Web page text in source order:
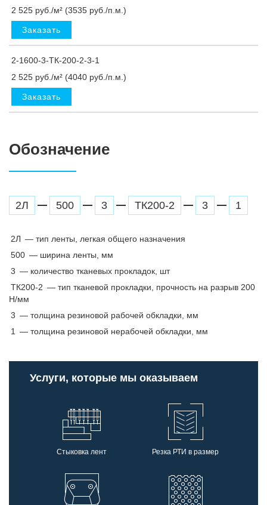
2 525 руб./м² (3535 руб./п.м.)
Заказать
2-1600-3-ТК-200-2-3-1
2 525 руб./м² (4040 руб./п.м.)
Заказать
Обозначение
2Л 500 3 ТК200-2 3 1
2Л — тип ленты, легкая общего назначения
500 — ширина ленты, мм
3 — количество тканевых прокладок, шт
ТК200-2 — тип тканевой прокладки, прочность на разрыв 200
Н/мм
3 — толщина резиновой рабочей обкладки, мм
1
— толщина резиновой нерабочей обкладки, мм
Услуги, которые мы оказываем
Стыковка лент Резка РТИ в размер